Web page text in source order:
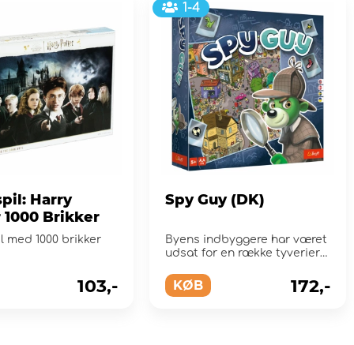
Harry
Brikker
med 1000 brikker
103,-
1-4
Spy Guy (DK)
Byens indbyggere har været
udsat for en række tyverier
KØB 172,-